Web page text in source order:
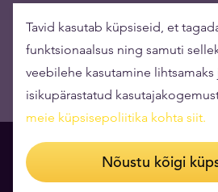
Lugemissoovitus
Tavid kasutab küpsiseid, et
funktsionaalsus ning samuti
veebilehe kasutamine lihtsamaks
isikupärastatud
meie küpsisepoliitika kohta siit.
Nõustu kõigi